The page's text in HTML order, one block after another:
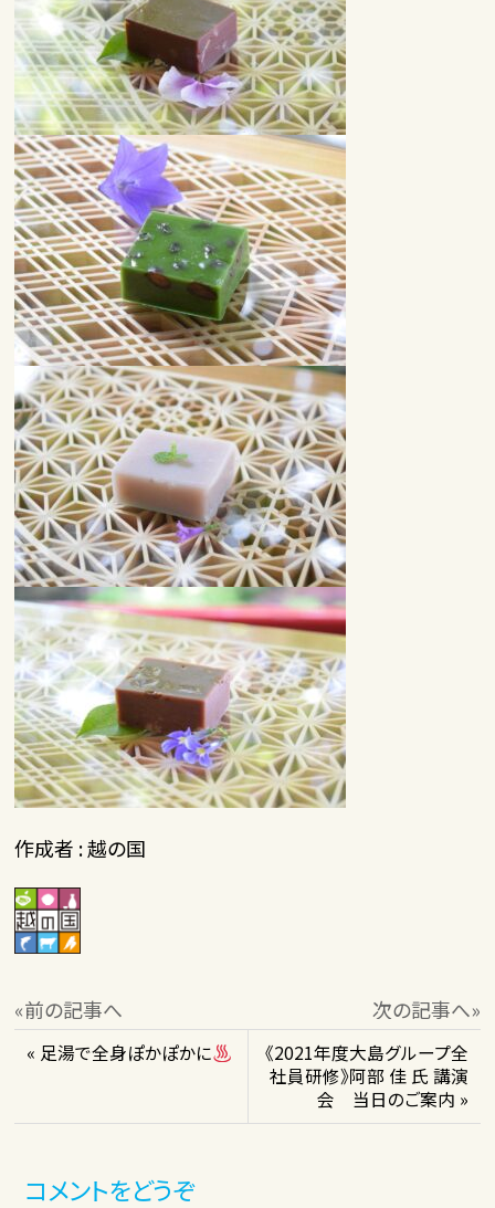
作成者 : 越の国
«前の記事へ 次の記事へ»
« 足湯で全身ぽかぽかに
《2021年度大島グループ全
社員研修》阿部 佳 氏 講演
会 当日のご案内 »
コメントをどうぞ